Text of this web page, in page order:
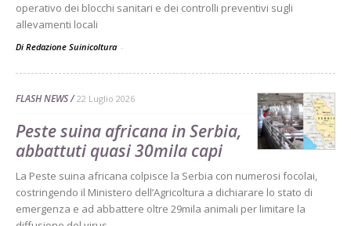
operativo dei blocchi sanitari e dei controlli preventivi sugli
allevamenti locali
Di Redazione Suinicoltura -
FLASH NEWS 22 Luglio 2026
Peste suina africana in Serbia,
abbattuti quasi 30mila capi
La Peste suina africana colpisce la Serbia con numerosi focolai,
costringendo il Ministero dell’Agricoltura a dichiarare lo stato di
emergenza e ad abbattere oltre 29mila animali per limitare la